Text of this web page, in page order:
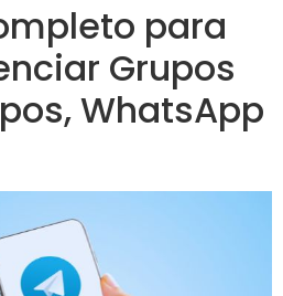
para
Grupos
WhatsApp